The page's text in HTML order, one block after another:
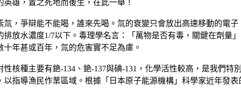
雄，置之死地而後生，在此一舉！
，爭辯能不能喝，誰來先喝。氚的衰變只會放出高速移動的電
放水濃度1/7以下。毒理學名言：「萬物是否有毒，關鍵在劑量
年甚或百年，氚的危害實不足為慮。
核種主要有銫-134、銫-137與碘-131，化學活性較高，是我們特
指導漁民作業區域。根據「日本原子能源機構」科學家近年發